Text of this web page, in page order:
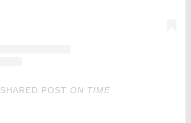
SHARED POST ON TIME